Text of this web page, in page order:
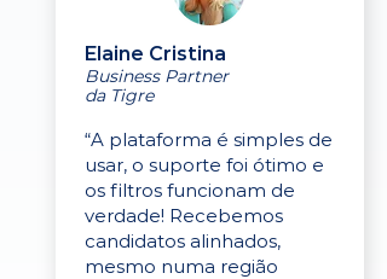
Elaine Cristina
Business Partner
da Tigre
“A plataforma é simples de
usar, o suporte foi ótimo e
os filtros funcionam de
verdade! Recebemos
candidatos alinhados,
mesmo numa região